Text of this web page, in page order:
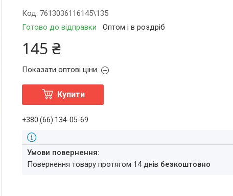
Готово до відправки Оптом і в роздріб
Код: 7613036116145\135
145 ₴
Показати оптові ціни
Купити
+380 (66) 134-05-69
повернення товару протягом 14 днів безкоштовно